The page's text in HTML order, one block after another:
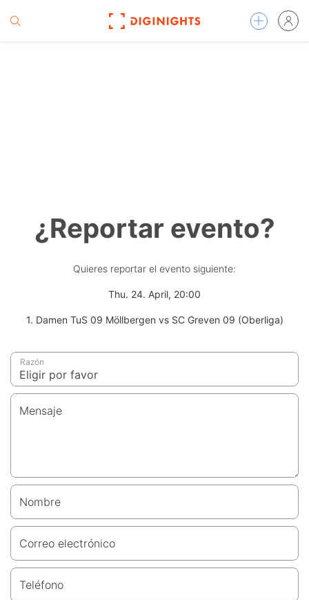
¿Reportar evento?
Quieres reportar el evento siguiente:
Thu. 24. April, 20:00
1. Damen TuS 09 Möllbergen vs SC Greven 09 (Oberliga)
Razón
Mensaje
Nombre
Correo electrónico
Teléfono